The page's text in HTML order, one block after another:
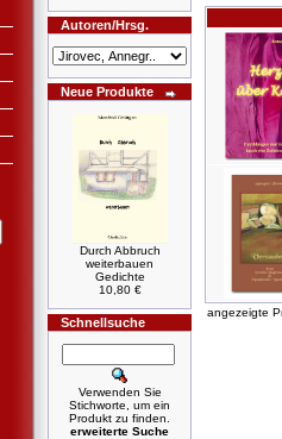
Autoren/Hrsg.
Neue Produkte
Durch Abbruch
weiterbauen
Gedichte
10,80 €
Schnellsuche
Verwenden Sie
Stichworte, um ein
Produkt zu finden.
erweiterte Suche
angezeigte